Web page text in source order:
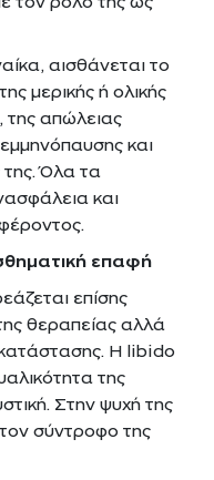
αισθάνεται το
μερικής ή ολικής
της απώλειας
και
της. Όλα τα
και
επαφή
επίσης
θεραπείας αλλά
κατάστασης. Η libido
της
Στην ψυχή της
σύντροφο της